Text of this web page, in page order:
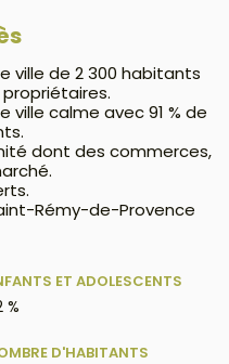
ville de 2 300 habitants
calme avec 91 % de
dont des commerces,
Rémy-de-Provence
ET ADOLESCENTS
%
D'HABITANTS